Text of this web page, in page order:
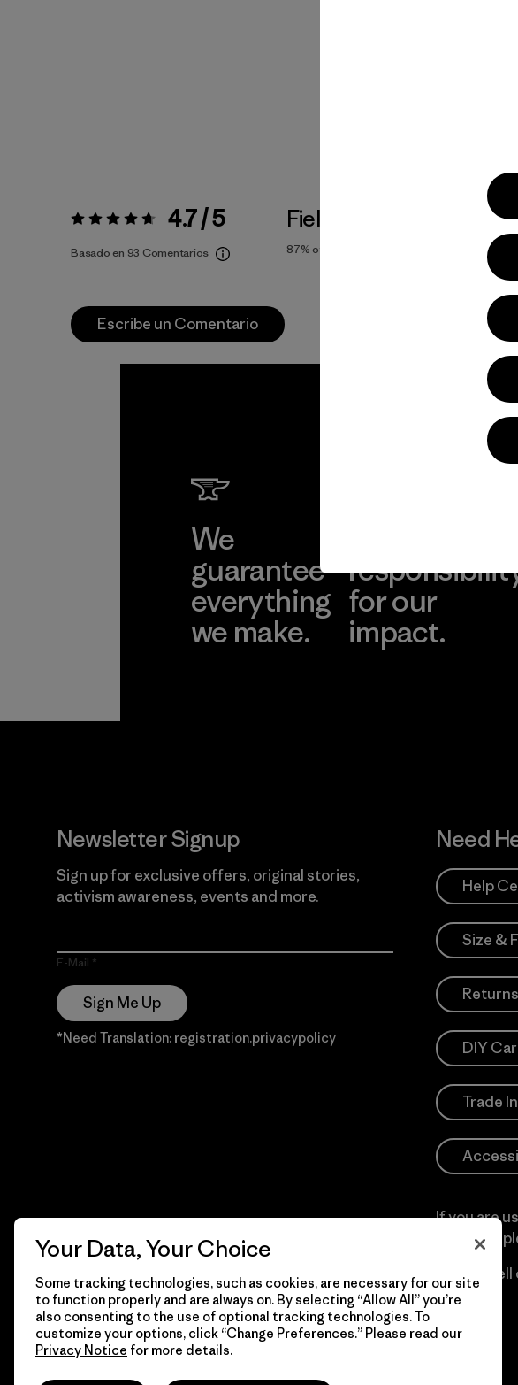
Valoración:4.7 / 5 4.7 / 5
Basado en 93 Comentarios
Fiel a la Talla
87% of reviewers
Casual
Popular
Escribe un Comentario
We
guarantee
everything
we make.
for our
impact.
Newsletter Signup
Sign up for exclusive offers, original stories,
activism awareness, events and more.
E-Mail
Sign Me Up
*Need Translation: registration.privacypolicy
Need
Help
Size &
DIY
Trade
If you are
difficulty
Do Not
© 2026 Patagonia, Inc. Todos los derechos reservados.
Your Data, Your Choice
Some tracking technologies, such as cookies, are necessary for our site
to function properly and are always on. By selecting “Allow All” you’re
also consenting to the use of optional tracking technologies. To
customize your options, click “Change Preferences.” Please read our
Privacy Notice for more details.